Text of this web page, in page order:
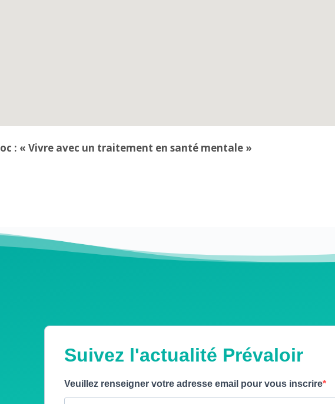
: « Vivre avec un traitement en santé mentale »